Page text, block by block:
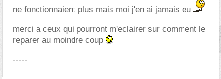
ne fonctionnaient plus mais moi j'en ai jamais eu
merci a ceux qui pourront m'eclairer sur comment le
reparer au moindre coup
-----